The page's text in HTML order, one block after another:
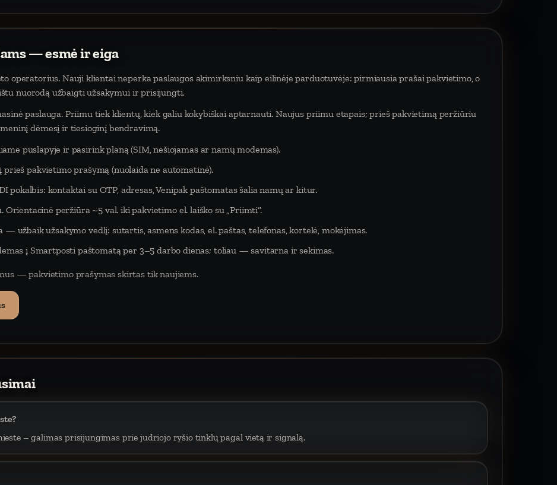
— esmė ir eiga
operatorius. Nauji klientai neperka paslaugos akimirksniu kaip eilinėje parduotuvėje: pirmiausia prašai pakvietimo, o
nuorodą užbaigti užsakymui ir prisijungti.
paslauga. Priimu tiek klientų, kiek galiu kokybiškai aptarnauti. Naujus priimu etapais; prieš pakvietimą peržiūriu
dėmesį ir tiesioginį bendravimą.
puslapyje ir pasirink planą (SIM, nešiojamas ar namų modemas).
pakvietimo prašymą (nuolaida ne automatinė).
pokalbis: kontaktai su OTP, adresas, Venipak paštomatas šalia namų ar kitur.
peržiūra ~5 val. iki pakvietimo el. laiško su „Priimti“.
užbaik užsakymo vedlį: sutartis, asmens kodas, el. paštas, telefonas, kortelė, mokėjimas.
į Smartposti paštomatą per 3–5 darbo dienas; toliau — savitarna ir sekimas.
— pakvietimo prašymas skirtas tik naujiems.
– galimas prisijungimas prie judriojo ryšio tinklų pagal vietą ir signalą.